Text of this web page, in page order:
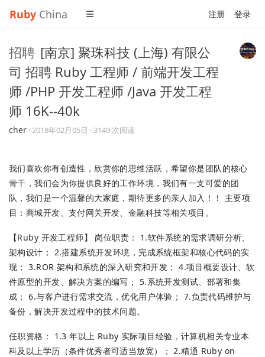
Ruby China 注册 登录
招聘 [南京] 聚珠科技 (上海) 有限公
司 招聘 Ruby 工程师 / 前端开发工程
师 /PHP 开发工程师 /Java 开发工程
师 16K--40k
cher ·2018年02月05日 · 3149 次阅读
我们喜欢你有创造性，欣赏你的思维活跃，希望你是团队的核心
骨干，我们会为你提供良好的工作环境，我们有一支可爱的团
队，我们是一个温馨的大家庭，期待更多的亲人加入！！ 主要项
目：商城开发、支付网关开发、金融科技等相关项目。
【Ruby 开发工程师】 岗位职责： 1.软件系统的需求调研分析、
架构设计； 2.搭建系统开发环境，完成系统框架和核心代码的实
现； 3.ROR 架构和系统的深入研究和开发； 4.项目概要设计、软
件原型的开发、解决方案的编写； 5.系统开发测试、部署和集
成； 6.与客户进行需求交流，优化用户体验； 7.负责代码维护与
备份，解决开发过程中的技术问题。
任职资格： 1.3 年以上 Ruby 实际项目经验，计算机相关专业本
科及以上学历（条件优秀者可适当放宽）； 2.精通 Ruby on